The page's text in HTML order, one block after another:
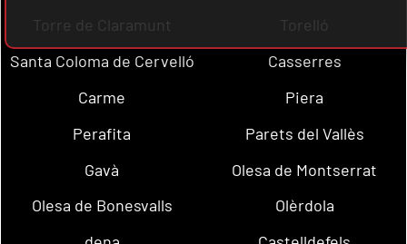
Torre de Claramunt
Torelló
Santa Coloma de Cervelló
Casserres
Carme
Piera
Perafita
Parets del Vallès
Gavà
Olesa de Montserrat
Olesa de Bonesvalls
Olèrdola